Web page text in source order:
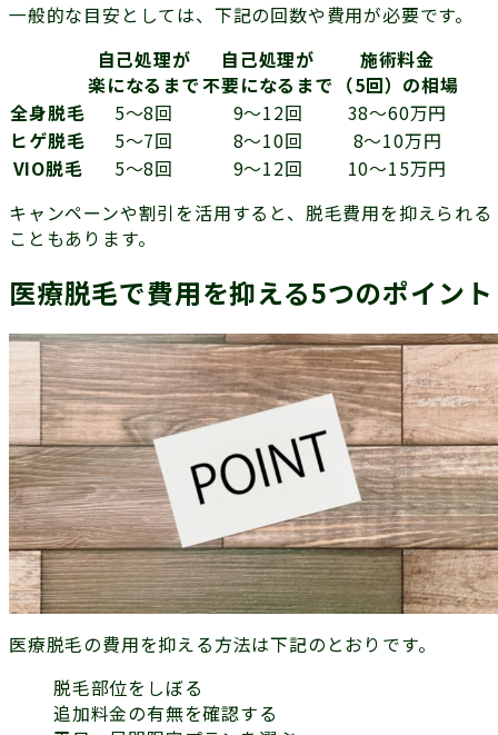
一般的な目安としては、下記の回数や費用が必要です。
自己処理が
楽になるまで
自己処理が
不要になるまで
施術料金
（5回）の相場
全身脱毛
5〜8回 9〜12回
38〜60万円
ヒゲ脱毛
5〜7回 8〜10回
8〜10万円
VIO脱毛
5〜8回 9〜12回
10〜15万円
キャンペーンや割引を活用すると、脱毛費用を抑えられる
こともあります。
医療脱毛で費用を抑える5つのポイント
医療脱毛の費用を抑える方法は下記のとおりです。
脱毛部位をしぼる
追加料金の有無を確認する